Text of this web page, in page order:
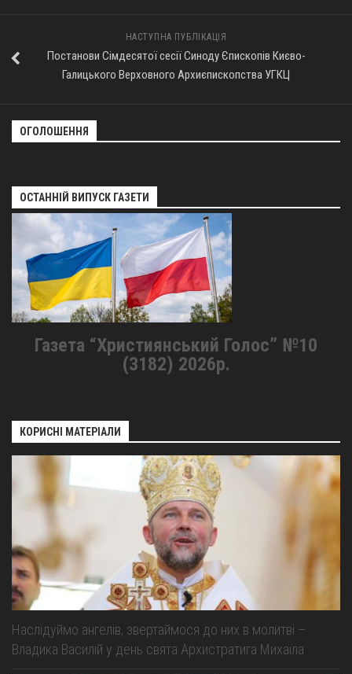
НАСТУПНА ПУБЛІКАЦІЯ
Постанови Сімдесятої сесії Синоду Єпископів Києво-
Галицького Верховного Архиєпископства УГКЦ
ОГОЛОШЕННЯ
ОСТАННІЙ ВИПУСК ГАЗЕТИ
Газета “Християнський Голос” №10
(3182) 2026р.
КОРИСНІ МАТЕРІАЛИ
Наслідуймо ангелів, звертаймося до них в молитві –
Владика Василій у день свята Архистратига Михаїла